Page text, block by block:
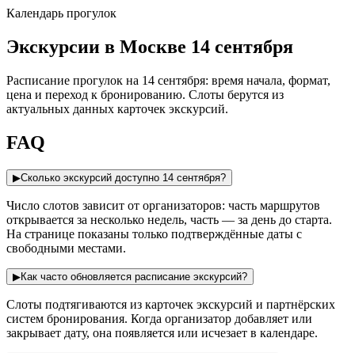
Календарь прогулок
Экскурсии в Москве 14 сентября
Расписание прогулок на 14 сентября: время начала, формат,
цена и переход к бронированию. Слоты берутся из
актуальных данных карточек экскурсий.
FAQ
▶Сколько экскурсий доступно 14 сентября?
Число слотов зависит от организаторов: часть маршрутов
открывается за несколько недель, часть — за день до старта.
На странице показаны только подтверждённые даты с
свободными местами.
▶Как часто обновляется расписание экскурсий?
Слоты подтягиваются из карточек экскурсий и партнёрских
систем бронирования. Когда организатор добавляет или
закрывает дату, она появляется или исчезает в календаре.